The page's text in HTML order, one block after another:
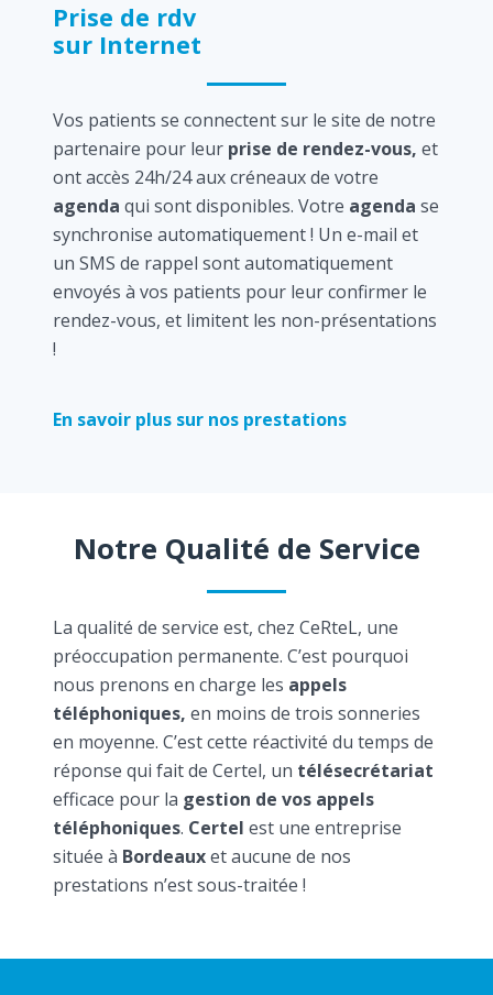
Prise de rdv
sur Internet
Vos patients se connectent sur le site de notre
partenaire pour leur prise de rendez-vous, et
ont accès 24h/24 aux créneaux de votre
agenda qui sont disponibles. Votre agenda se
synchronise automatiquement ! Un e-mail et
un SMS de rappel sont automatiquement
envoyés à vos patients pour leur confirmer le
rendez-vous, et limitent les non-présentations
!
En savoir plus sur nos prestations
Notre Qualité de Service
La qualité de service est, chez CeRteL, une
préoccupation permanente. C’est pourquoi
nous prenons en charge les appels
téléphoniques, en moins de trois sonneries
en moyenne. C’est cette réactivité du temps de
réponse qui fait de Certel, un télésecrétariat
efficace pour la gestion de vos appels
téléphoniques. Certel est une entreprise
située à Bordeauxet aucune de nos
prestations n’est sous-traitée !